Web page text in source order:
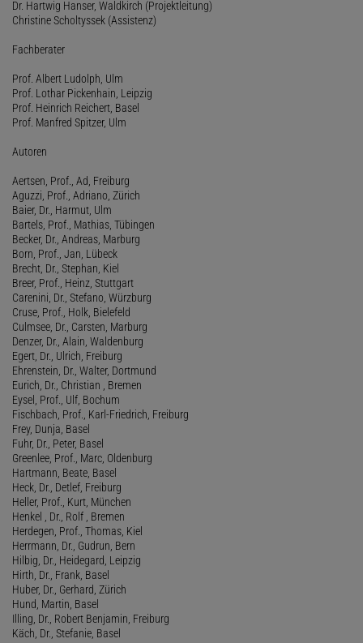
Dr. Hartwig Hanser, Waldkirch (Projektleitung)
Christine Scholtyssek (Assistenz)
Fachberater
Prof. Albert Ludolph, Ulm
Prof. Lothar Pickenhain, Leipzig
Prof. Heinrich Reichert, Basel
Prof. Manfred Spitzer, Ulm
Autoren
Aertsen, Prof., Ad, Freiburg
Aguzzi, Prof., Adriano, Zürich
Baier, Dr., Harmut, Ulm
Bartels, Prof., Mathias, Tübingen
Becker, Dr., Andreas, Marburg
Born, Prof., Jan, Lübeck
Brecht, Dr., Stephan, Kiel
Breer, Prof., Heinz, Stuttgart
Carenini, Dr., Stefano, Würzburg
Cruse, Prof., Holk, Bielefeld
Culmsee, Dr., Carsten, Marburg
Denzer, Dr., Alain, Waldenburg
Egert, Dr., Ulrich, Freiburg
Ehrenstein, Dr., Walter, Dortmund
Eurich, Dr., Christian , Bremen
Eysel, Prof., Ulf, Bochum
Fischbach, Prof., Karl-Friedrich, Freiburg
Frey, Dunja, Basel
Fuhr, Dr., Peter, Basel
Greenlee, Prof., Marc, Oldenburg
Hartmann, Beate, Basel
Heck, Dr., Detlef, Freiburg
Heller, Prof., Kurt, München
Henkel , Dr., Rolf , Bremen
Herdegen, Prof., Thomas, Kiel
Herrmann, Dr., Gudrun, Bern
Hilbig, Dr., Heidegard, Leipzig
Hirth, Dr., Frank, Basel
Huber, Dr., Gerhard, Zürich
Hund, Martin, Basel
Illing, Dr., Robert Benjamin, Freiburg
Käch, Dr., Stefanie, Basel